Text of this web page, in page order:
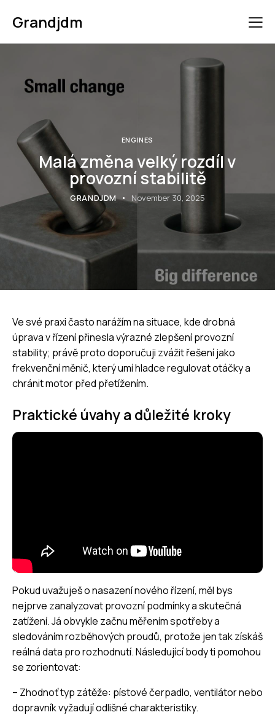
Grandjdm
ENGINES
Malá změna velký rozdíl v
provozní stabilitě
GRANDJDM November 30, 2025
Ve své praxi často narážím na situace, kde drobná
úprava v řízení přinesla výrazné zlepšení provozní
stability; právě proto doporučuji zvážit řešení jako
frekvenční měnič, který umí hladce regulovat otáčky a
chránit motor před přetížením.
Praktické úvahy a důležité kroky
Pokud uvažuješ o nasazení nového řízení, měl bys
nejprve zanalyzovat provozní podmínky a skutečná
zatížení. Já obvykle začnu měřením spotřeby a
sledováním rozběhových proudů, protože jen tak získáš
reálná data pro rozhodnutí. Následující body ti pomohou
se zorientovat:
– Zhodnoť typ zátěže: pístové čerpadlo, ventilátor nebo
dopravník vyžadují odlišné charakteristiky.